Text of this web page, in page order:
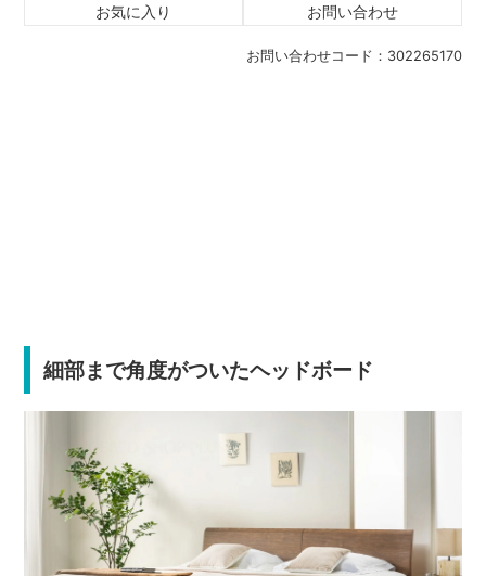
お問い合わせコード： 302265170
お気に入り お問い合わせ
細部まで角度がついたヘッドボード